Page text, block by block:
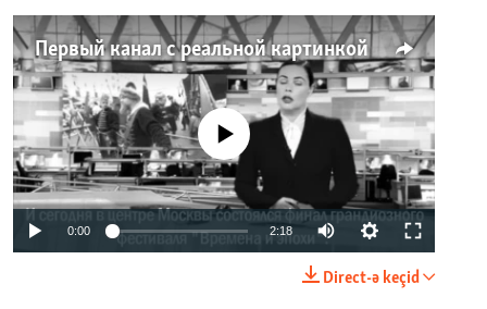
Первый канал с реальной картинкой
No media source currently available
0:00 2:18
Direct-ə keçid